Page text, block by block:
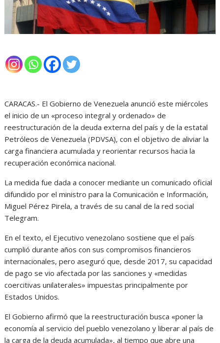
CARACAS.- El Gobierno de Venezuela anunció este miércoles
el inicio de un «proceso integral y ordenado» de
reestructuración de la deuda externa del país y de la estatal
Petróleos de Venezuela (PDVSA), con el objetivo de aliviar la
carga financiera acumulada y reorientar recursos hacia la
recuperación económica nacional.
La medida fue dada a conocer mediante un comunicado oficial
difundido por el ministro para la Comunicación e Información,
Miguel Pérez Pirela, a través de su canal de la red social
Telegram.
En el texto, el Ejecutivo venezolano sostiene que el país
cumplió durante años con sus compromisos financieros
internacionales, pero aseguró que, desde 2017, su capacidad
de pago se vio afectada por las sanciones y «medidas
coercitivas unilaterales» impuestas principalmente por
Estados Unidos.
El Gobierno afirmó que la reestructuración busca «poner la
economía al servicio del pueblo venezolano y liberar al país de
la carga de la deuda acumulada», al tiempo que abre una